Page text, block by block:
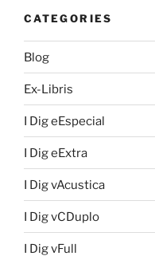
CATEGORIES
Blog
Ex-Libris
I Dig eEspecial
I Dig eExtra
I Dig vAcustica
I Dig vCDuplo
I Dig vFull